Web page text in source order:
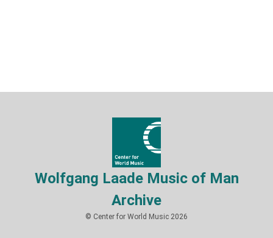
Wolfgang Laade Music of Man
Archive
© Center for World Music 2026